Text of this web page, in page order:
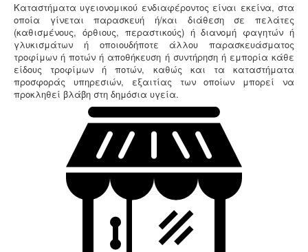
Συλλογή και μεταφορά αποβλήτων -
Η
δραστηριότητα συλλογής και μεταφοράς μη
επικίνδυνων αποβλήτων ασκείται μετά από την έκδοση
της σχετικής άδειας. Η άδεια εκδίδεται μετά από
την έγκριση της σχετικής περιβαλλοντικής μελέτης
οργάνωσης του δικτύου συλλογής και μεταφοράς.
Τεχνικός ασφαλείας στην εργασία -
Όλες οι
επιχειρήσεις έχουν την υποχρέωση να διαθέτουν
μελέτη επικινδυνότητας από επαγγελματία τεχνικό
ασφαλείας εγγεγραμμένο στο μητρώο της
επιθεώρησης εργασίας (Ν. 3850/10, άρθρα 12, 42, 43)
ό
γ
η
σ
η
Χ
ρ
ή
Καταστήματα υγειονομικού ενδιαφέροντος είναι εκείνα, στα
οποία γίνεται παρασκευή ή/και διάθεση σε πελάτες
(καθισμένους, όρθιους, περαστικούς) ή διανομή φαγητών ή
γλυκισμάτων ή οποιουδήποτε άλλου παρασκευάσματος
τροφίμων ή ποτών ή αποθήκευση ή συντήρηση ή εμπορία κάθε
είδους τροφίμων ή ποτών, καθώς και τα καταστήματα
προσφοράς υπηρεσιών, εξαιτίας των οποίων μπορεί να
προκληθεί βλάβη στη δημόσια υγεία.